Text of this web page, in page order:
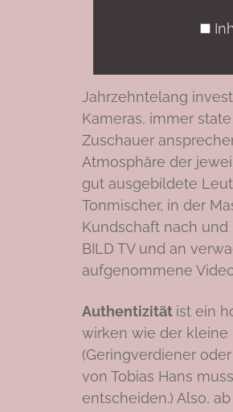
Jahrzehntelang
Kameras, immer
Zuschauer
Atmosphäre der
gut ausgebildete
Tonmischer, in der
Kundschaft nach und
BILD TV und an
aufgenommene
Authentizität ist ein
wirken wie der kleine
(Geringverdiener
von Tobias Hans
entscheiden.) Also,